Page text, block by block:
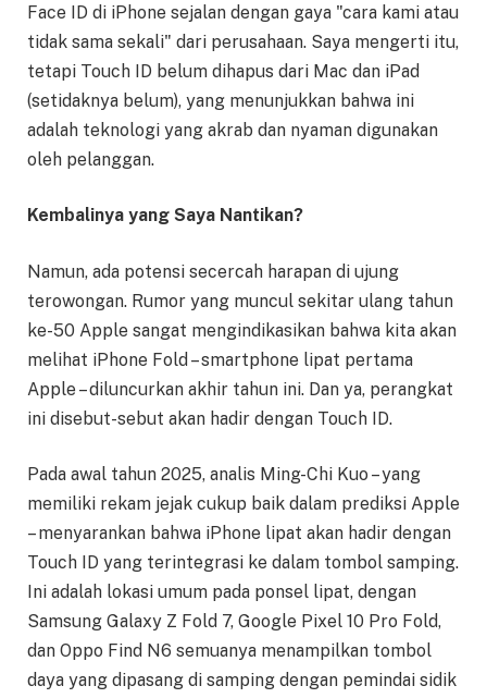
Face ID di iPhone sejalan dengan gaya "cara kami atau
tidak sama sekali" dari perusahaan. Saya mengerti itu,
tetapi Touch ID belum dihapus dari Mac dan iPad
(setidaknya belum), yang menunjukkan bahwa ini
adalah teknologi yang akrab dan nyaman digunakan
oleh pelanggan.
Kembalinya yang Saya Nantikan?
Namun, ada potensi secercah harapan di ujung
terowongan. Rumor yang muncul sekitar ulang tahun
ke-50 Apple sangat mengindikasikan bahwa kita akan
melihat iPhone Fold – smartphone lipat pertama
Apple – diluncurkan akhir tahun ini. Dan ya, perangkat
ini disebut-sebut akan hadir dengan Touch ID.
Pada awal tahun 2025, analis Ming-Chi Kuo – yang
memiliki rekam jejak cukup baik dalam prediksi Apple
– menyarankan bahwa iPhone lipat akan hadir dengan
Touch ID yang terintegrasi ke dalam tombol samping.
Ini adalah lokasi umum pada ponsel lipat, dengan
Samsung Galaxy Z Fold 7, Google Pixel 10 Pro Fold,
dan Oppo Find N6 semuanya menampilkan tombol
daya yang dipasang di samping dengan pemindai sidik